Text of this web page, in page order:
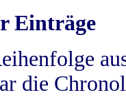
Einträge
die